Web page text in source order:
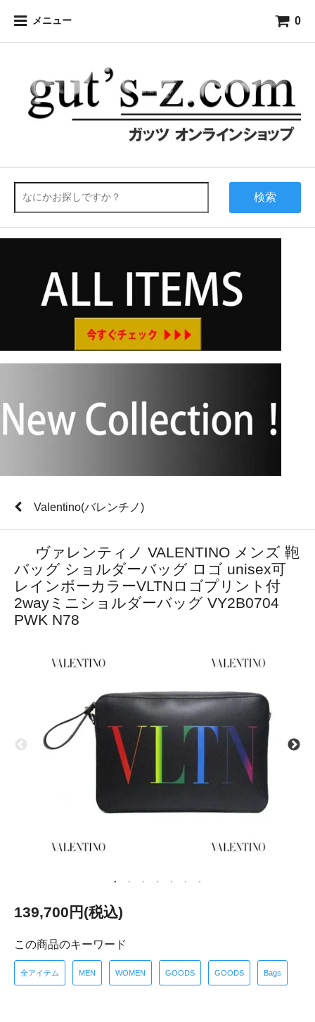
メニュー 0
検索
Valentino(バレンチノ)
ヴァレンティノ VALENTINO メンズ 鞄
バッグ ショルダーバッグ ロゴ unisex可
レインボーカラーVLTNロゴプリント付
2wayミニショルダーバッグ VY2B0704
PWK N78
139,700円(税込)
この商品のキーワード
全アイテム MEN WOMEN GOODS GOODS Bags